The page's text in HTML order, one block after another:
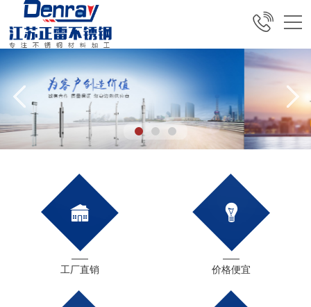
工厂直销 价格便宜